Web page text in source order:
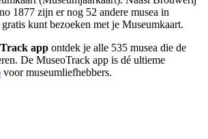
1877 zijn er nog 52 andere musea in
kunt bezoeken met je Museumkaart.
app ontdek je alle 535 musea die de
De MuseoTrack app is dé ultieme
voor museumliefhebbers.